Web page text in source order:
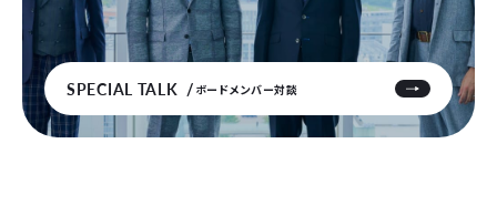
SPECIAL TALK ボードメンバー対談